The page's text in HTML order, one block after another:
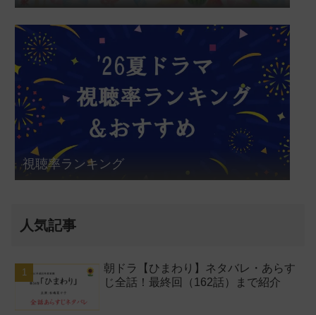
視聴率ランキング
人気記事
朝ドラ【ひまわり】ネタバレ・あらす
じ全話！最終回（162話）まで紹介